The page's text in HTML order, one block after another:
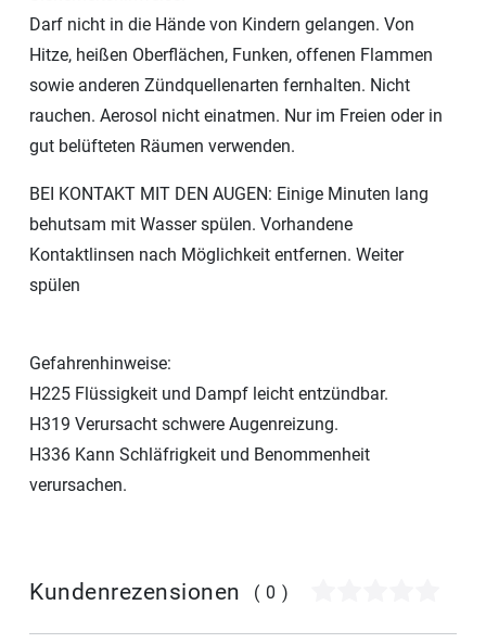
Darf nicht in die Hände von Kindern gelangen. Von
Hitze, heißen Oberflächen, Funken, offenen Flammen
sowie anderen Zündquellenarten fernhalten. Nicht
rauchen. Aerosol nicht einatmen. Nur im Freien oder in
gut belüfteten Räumen verwenden.
BEI KONTAKT MIT DEN AUGEN: Einige Minuten lang
behutsam mit Wasser spülen. Vorhandene
Kontaktlinsen nach Möglichkeit entfernen. Weiter
spülen
Gefahrenhinweise:
H225 Flüssigkeit und Dampf leicht entzündbar.
H319 Verursacht schwere Augenreizung.
H336 Kann Schläfrigkeit und Benommenheit
verursachen.
Kundenrezensionen (0)